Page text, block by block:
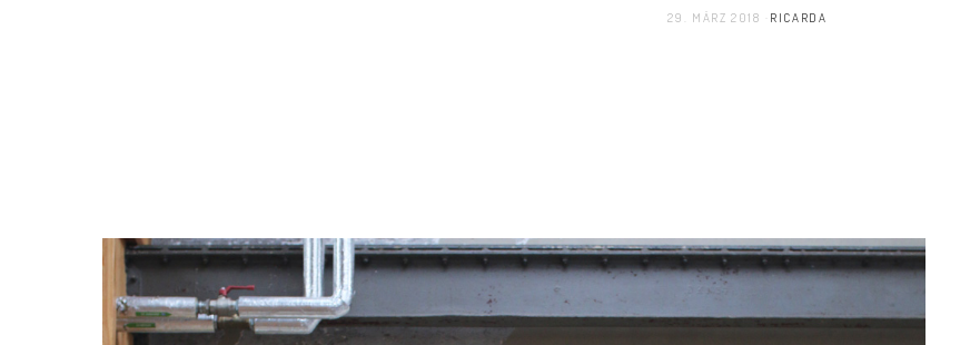
29. MÄRZ 2018 RICARDA